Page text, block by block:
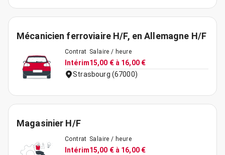
Mécanicien ferroviaire H/F, en Allemagne H/F
Contrat
Intérim
Salaire / heure
15,00 € à 16,00 €
Strasbourg (67000)
Magasinier H/F
Contrat
Intérim
Salaire / heure
15,00 € à 16,00 €